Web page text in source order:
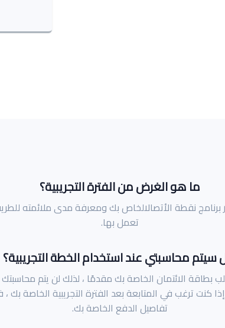
ما هو الغرض من الفترة التجريبية؟
برنامج نقطة الأتصالالخاص بك ومعرفة مدى ملائمته
تعمل بها.
محاسبتي عند استخدام الخطة التجريبية؟
بطاقة الائتمان الخاصة بك مقدمًا ، لذلك لن يتم محاسبتك
إذا كنت ترغب في المتابعة بعد الفترة التجريبية الخاصة بك
تفاصيل الدفع الخاصة بك.